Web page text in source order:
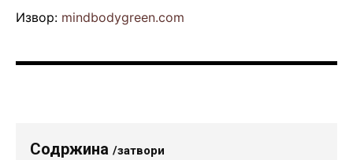
Извор: mindbodygreen.com
Содржина /затвори